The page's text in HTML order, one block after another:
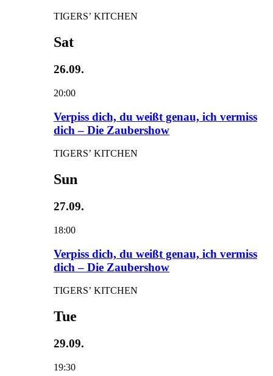
TIGERS’ KITCHEN
Sat
26.09.
20:00
Verpiss dich, du weißt genau, ich vermiss
dich – Die Zaubershow
TIGERS’ KITCHEN
Sun
27.09.
18:00
Verpiss dich, du weißt genau, ich vermiss
dich – Die Zaubershow
TIGERS’ KITCHEN
Tue
29.09.
19:30